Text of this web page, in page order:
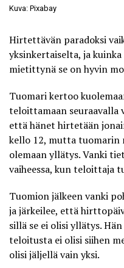
Kuva: Pixabay
Hirtettävän paradoksi
yksinkertaiselta, ja
mietittynä se on hyvin
Tuomari kertoo
teloittamaan seuraavalla
että hänet hirtetään
kello 12, mutta tuomarin
olemaan yllätys. Vanki
vaiheessa, kun teloittaja
Tuomion jälkeen vanki
ja järkeilee, että
sillä se ei olisi yllätys.
teloitusta ei olisi siihen
olisi jäljellä vain yksi.